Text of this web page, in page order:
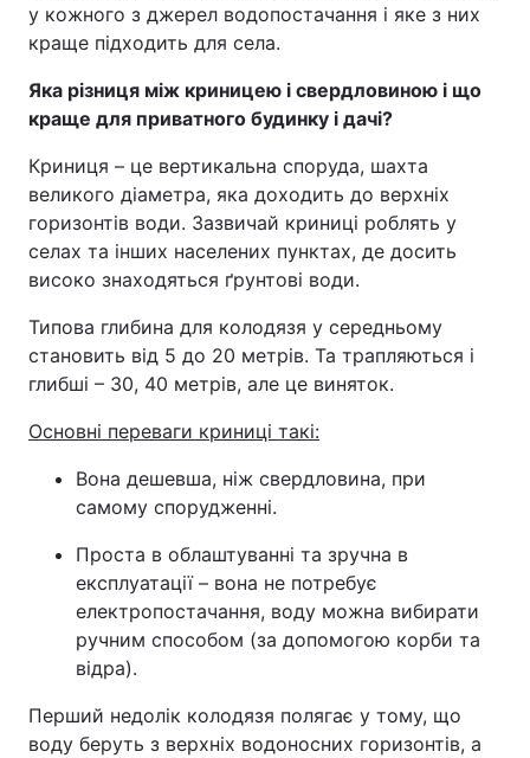
у кожного з джерел водопостачання і яке з них
краще підходить для села.
Яка різниця між криницею і свердловиною і що
краще для приватного будинку і дачі?
Криниця – це вертикальна споруда, шахта
великого діаметра, яка доходить до верхніх
горизонтів води. Зазвичай криниці роблять у
селах та інших населених пунктах, де досить
високо знаходяться ґрунтові води.
Типова глибина для колодязя у середньому
становить від 5 до 20 метрів. Та трапляються і
глибші – 30, 40 метрів, але це виняток.
Основні переваги криниці такі:
Вона дешевша, ніж свердловина, при
самому спорудженні.
Проста в облаштуванні та зручна в
експлуатації – вона не потребує
електропостачання, воду можна вибирати
ручним способом (за допомогою корби та
відра).
Перший недолік колодязя полягає у тому, що
воду беруть з верхніх водоносних горизонтів, а